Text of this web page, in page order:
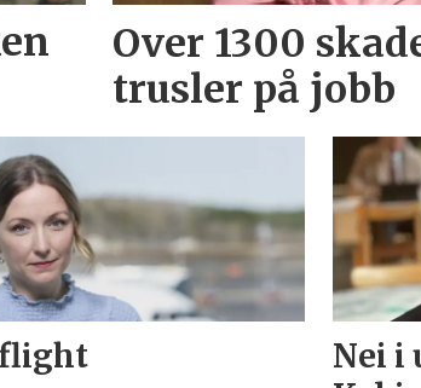
Over 1300
trusler på jobb
Nei i